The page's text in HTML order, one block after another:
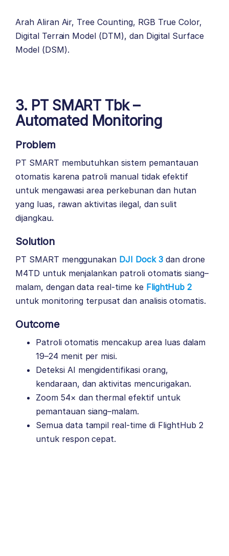
Arah Aliran Air, Tree Counting, RGB True Color,
Digital Terrain Model (DTM), dan Digital Surface
Model (DSM).
3. PT SMART Tbk –
Automated Monitoring
Problem
PT SMART membutuhkan sistem pemantauan
otomatis karena patroli manual tidak efektif
untuk mengawasi area perkebunan dan hutan
yang luas, rawan aktivitas ilegal, dan sulit
dijangkau.
Solution
PT SMART menggunakan DJI Dock 3dan drone
M4TD untuk menjalankan patroli otomatis siang–
malam, dengan data real-time ke FlightHub 2
untuk monitoring terpusat dan analisis otomatis.
Outcome
Patroli otomatis mencakup area luas dalam
19–24 menit per misi.
Deteksi AI mengidentifikasi orang,
kendaraan, dan aktivitas mencurigakan.
Zoom 54× dan thermal efektif untuk
pemantauan siang–malam.
Semua data tampil real-time di FlightHub 2
untuk respon cepat.